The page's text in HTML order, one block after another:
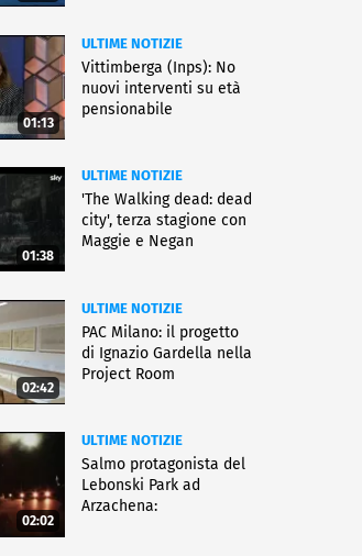
01:13
ULTIME NOTIZIE
Vittimberga (Inps): No
nuovi interventi su età
pensionabile
01:38
ULTIME NOTIZIE
'The Walking dead: dead
city', terza stagione con
Maggie e Negan
02:42
ULTIME NOTIZIE
PAC Milano: il progetto
di Ignazio Gardella nella
Project Room
02:02
ULTIME NOTIZIE
Salmo protagonista del
Lebonski Park ad
Arzachena: